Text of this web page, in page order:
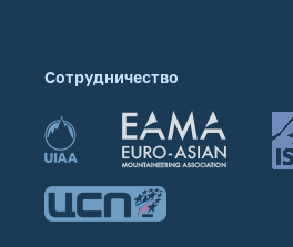
Сотрудничество